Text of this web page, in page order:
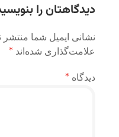
دیدگاهتان را
نشانی ایمیل شما منتشر
علامت‌گذاری شده‌اند *
دیدگاه *